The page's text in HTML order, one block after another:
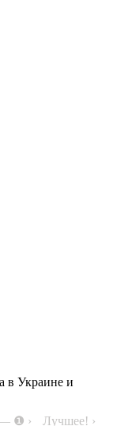
в Украине и
— ❶ › Лучшее! ›